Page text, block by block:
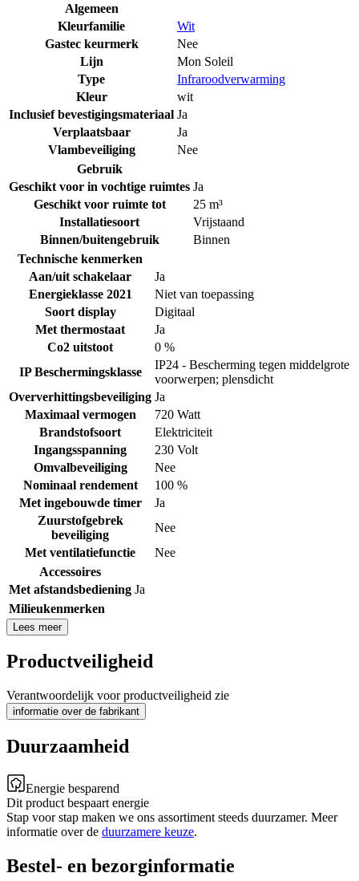
Algemeen
Kleurfamilie
Wit
Gastec keurmerk
Nee
Lijn
Mon Soleil
Type
Infraroodverwarming
Kleur
wit
Inclusief bevestigingsmateriaal Ja
Verplaatsbaar
Ja
Vlambeveiliging
Nee
Gebruik
Geschikt voor in vochtige ruimtes Ja
Geschikt voor ruimte tot
25 m³
Installatiesoort
Vrijstaand
Binnen/buitengebruik
Binnen
Technische kenmerken
Aan/uit schakelaar
Ja
Energieklasse 2021
Niet van toepassing
Soort display
Digitaal
Met thermostaat
Ja
Co2 uitstoot
0 %
IP Beschermingsklasse
IP24 - Bescherming tegen middelgrote
voorwerpen; plensdicht
Oververhittingsbeveiliging Ja
Maximaal vermogen
720 Watt
Brandstofsoort
Elektriciteit
Ingangsspanning
230 Volt
Omvalbeveiliging
Nee
Nominaal rendement
100 %
Met ingebouwde timer
Ja
Zuurstofgebrek
beveiliging
Nee
Met ventilatiefunctie
Nee
Accessoires
Met afstandsbediening Ja
Milieukenmerken
Lees meer
Productveiligheid
Verantwoordelijk voor productveiligheid zie
informatie over de fabrikant
Duurzaamheid
Energie besparend
Dit product bespaart energie
Stap voor stap maken we ons assortiment steeds duurzamer. Meer
informatie over de duurzamere keuze.
Bestel- en bezorginformatie